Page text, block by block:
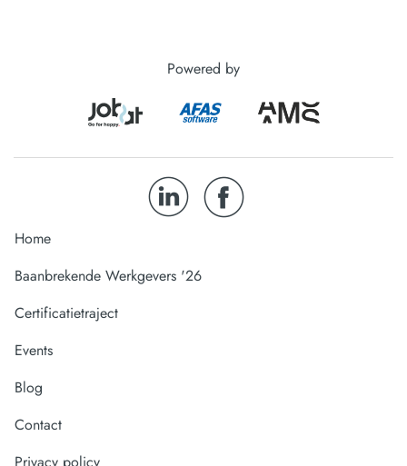
Powered by
Home
Baanbrekende Werkgevers '26
Certificatietraject
Events
Blog
Contact